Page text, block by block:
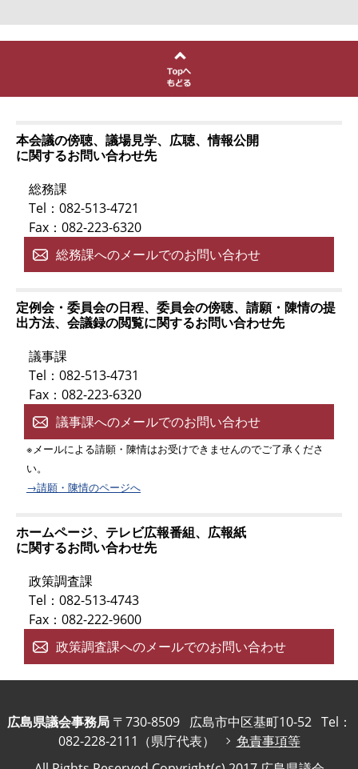
本会議の傍聴、議場見学、広聴、情報公開
に関するお問い合わせ先
総務課
Tel：082-513-4721
Fax：082-223-6320
総務課へのメールでのお問い合わせ
定例会・委員会の日程、委員会の傍聴、請願・陳情の提
出方法、会議録の閲覧に関するお問い合わせ先
議事課
Tel：082-513-4731
Fax：082-223-6320
議事課へのメールでのお問い合わせ
※メールによる請願・陳情はお受けできませんのでご了承くださ
い。
→請願・陳情のページへ
ホームページ、テレビ広報番組、広報紙
に関するお問い合わせ先
政策調査課
Tel：082-513-4743
Fax：082-222-9600
政策調査課へのメールでのお問い合わせ
広島県議会事務局 〒730-8509 広島市中区基町10-52 Tel：
082-228-2111（県庁代表）
免責事項等